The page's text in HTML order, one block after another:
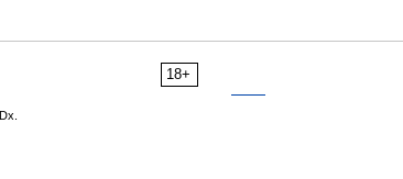
18+